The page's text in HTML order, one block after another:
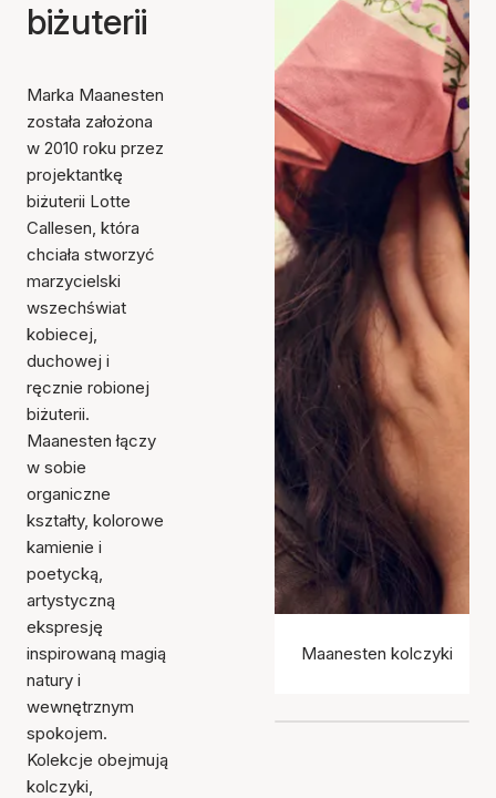
biżuterii
Marka Maanesten
została założona
w 2010 roku przez
projektantkę
biżuterii Lotte
Callesen, która
chciała stworzyć
marzycielski
wszechświat
kobiecej,
duchowej i
ręcznie robionej
biżuterii.
Maanesten łączy
w sobie
organiczne
kształty, kolorowe
kamienie i
poetycką,
artystyczną
ekspresję
inspirowaną magią
natury i
wewnętrznym
spokojem.
Kolekcje obejmują
kolczyki,
Maanesten kolczyki